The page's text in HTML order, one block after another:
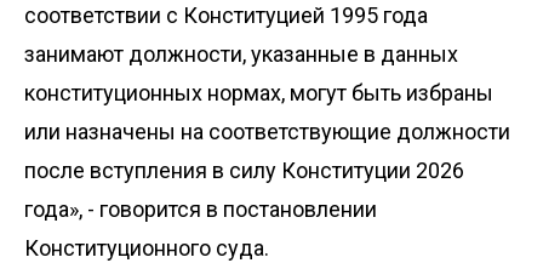
соответствии с Конституцией 1995 года
занимают должности, указанные в данных
конституционных нормах, могут быть избраны
или назначены на соответствующие должности
после вступления в силу Конституции 2026
года», - говорится в постановлении
Конституционного суда.